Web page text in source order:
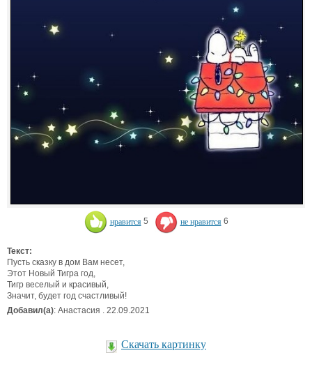
нравится 5 не нравится 6
Текст:
Пусть сказку в дом Вам несет,
Этот Новый Тигра год,
Тигр веселый и красивый,
Значит, будет год счастливый!
Добавил(а): Анастасия . 22.09.2021
Скачать картинку